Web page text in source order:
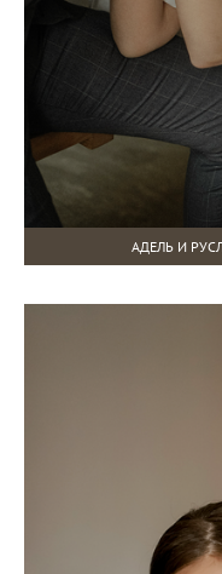
АДЕЛЬ И